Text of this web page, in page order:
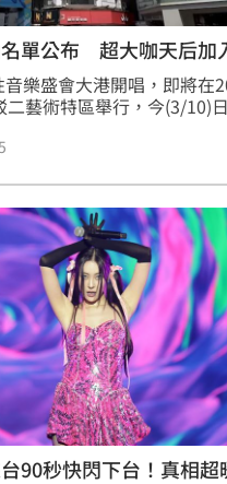
單公布 超大咖天后加
樂盛會大港開唱，即將在
二藝術特區舉行，今(3/10)
「賽博台客代表」美秀集團
之外，主辦單位在本週公
埋藏眾多驚喜名單。
90秒快閃下台！真相超